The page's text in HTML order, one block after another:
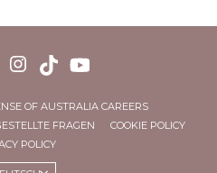
OF AUSTRALIA CAREERS
FRAGEN
COOKIE POLICY
POLICY